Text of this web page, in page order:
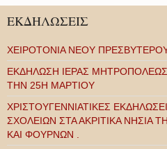
ΕΚΔΗΛΩΣΕΙΣ
ΧΕΙΡΟΤΟΝΙΑ ΝΕΟΥ
ΕΚΔΗΛΩΣΗ ΙΕΡΑΣ ΜΗΤΡΟΠΟΛΕΩΣ
ΤΗΝ 25Η ΜΑΡΤΙΟΥ
ΧΡΙΣΤΟΥΓΕΝΝΙΑΤΙΚΕΣ
ΣΧΟΛΕΙΩΝ ΣΤΑ ΑΚΡΙΤΙΚΑ ΝΗΣΙΑ
ΚΑΙ ΦΟΥΡΝΩΝ .